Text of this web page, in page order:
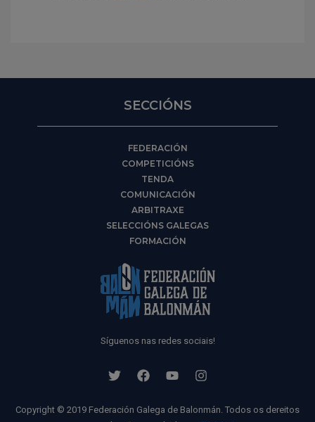
SECCIÓNS
FEDERACIÓN
COMPETICIÓNS
TENDA
COMUNICACIÓN
ARBITRAXE
SELECCIÓNS GALEGAS
FORMACIÓN
Síguenos nas redes sociais!
Copyright © 2019 Federación Galega de Balonmán. Todos os dereitos